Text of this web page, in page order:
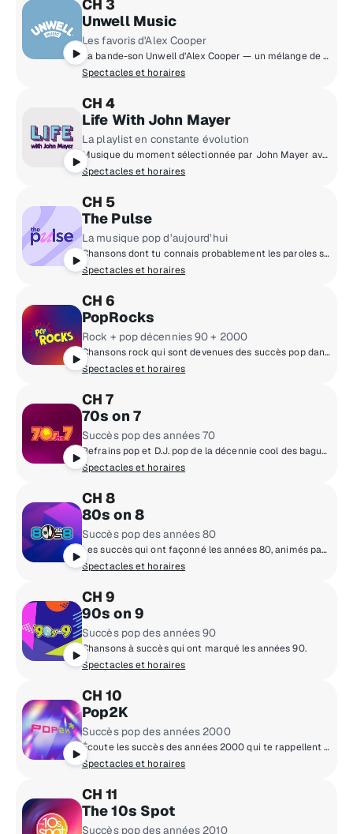
CH 3
Unwell Music
Les favoris d'Alex Cooper
La bande-son Unwell d’Alex Cooper — un mélange de ses coups de cœur de jeunesse et de ses obsessions musicales du moment.
Spectacles et horaires
CH 4
Life With John Mayer
La playlist en constante évolution
Musique du moment sélectionnée par John Mayer avec des chansons exclusives, des commentaires et des morceaux de sa collection.
Spectacles et horaires
CH 5
The Pulse
La musique pop d’aujourd’hui
Chansons dont tu connais probablement les paroles sans même le savoir. Écoute TA musique pop sur The Pulse.
Spectacles et horaires
CH 6
PopRocks
Rock + pop décennies 90 + 2000
Chansons rock qui sont devenues des succès pop dans les années 1990 et 2000.
Spectacles et horaires
CH 7
70s on 7
Succès pop des années 70
Refrains pop et D.J. pop de la décennie cool des bagues en pierre de lune, du disco et des pantalons pattes d'éléphant!
Spectacles et horaires
CH 8
80s on 8
Succès pop des années 80
Les succès qui ont façonné les années 80, animés par les VJ originaux de MTV Mark Goodman, Nina Blackwood, Alan Hunter et Quinn.
Spectacles et horaires
CH 9
90s on 9
Succès pop des années 90
Chansons à succès qui ont marqué les années 90.
Spectacles et horaires
CH 10
Pop2K
Succès pop des années 2000
Écoute les succès des années 2000 qui te rappellent de bons souvenirs. Pop2K joue toutes les chansons marquantes de la décennie.
Spectacles et horaires
CH 11
The 10s Spot
Succès pop des années 2010